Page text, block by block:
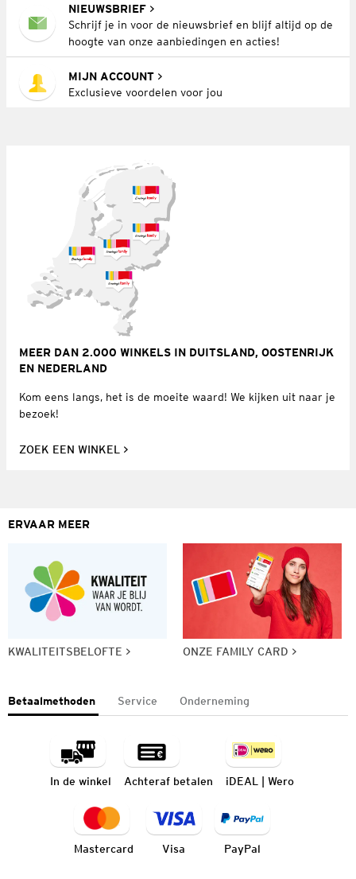
NIEUWSBRIEF
Schrijf je in voor de nieuwsbrief en blijf altijd op de
hoogte van onze aanbiedingen en acties!
MIJN ACCOUNT
Exclusieve voordelen voor jou
MEER DAN 2.000 WINKELS IN DUITSLAND, OOSTENRIJK
EN NEDERLAND
Kom eens langs, het is de moeite waard! We kijken uit naar je
bezoek!
ZOEK EEN WINKEL
ERVAAR MEER
KWALITEITSBELOFTE ONZE FAMILY CARD
Betaalmethoden Service Onderneming
In de winkel Achteraf betalen iDEAL | Wero
Mastercard Visa PayPal